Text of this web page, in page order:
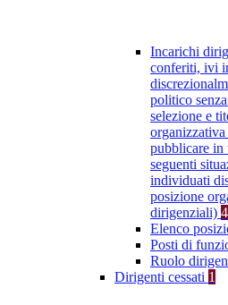
Incarichi
conferiti, ivi
politico
selezione e
pubblicare in
seguenti
individuati
posizione
dirigenziali) 4
Elenco
Posti di
Ruolo
Dirigenti cessati 1